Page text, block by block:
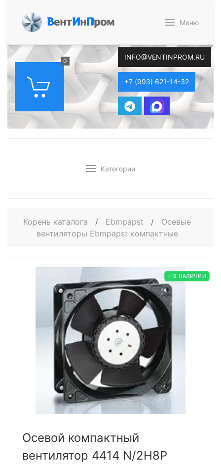
ВентИнПром Меню
0 INFO@VENTINPROM.RU
+7 (993) 621-14-32
Категории
Корень каталога / Ebmpapst /
Осевые
вентиляторы Ebmpapst компактные
✅ В НАЛИЧИИ
Осевой компактный
вентилятор 4414 N/2H8P